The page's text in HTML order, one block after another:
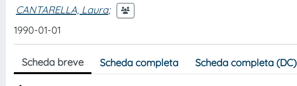
CANTARELLA, Laura;
1990-01-01
Scheda breve Scheda completa Scheda completa (DC)